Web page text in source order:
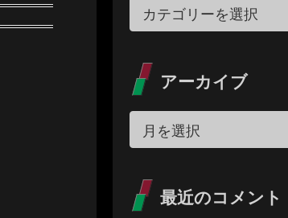
アーカイブ
最近のコメント